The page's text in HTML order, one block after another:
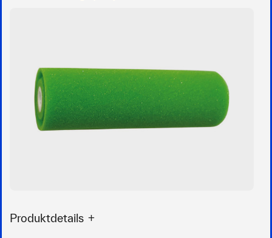
Produktdetails